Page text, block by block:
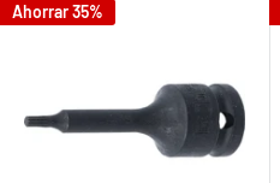
Ahorrar 35%